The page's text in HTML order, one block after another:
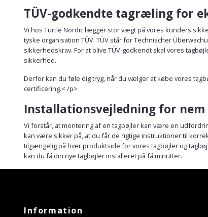
TÜV-godkendte tagræling for
Vi hos Turtle Nordic lægger stor vægt på vores kunders
tyske organisation TÜV. TÜV står for Technischer
sikkerhedskrav. For at blive TÜV-godkendt skal vores
sikkerhed.
Derfor kan du føle dig tryg, når du vælger at købe vores
certificering.< /p>
Installationsvejledning for
Vi forstår, at montering af en tagbøjler kan være en
kan være sikker på, at du får de rigtige instruktioner til
tilgængelig på hver produktside for vores tagbøjler og
kan du få din nye tagbøjler installeret på få minutter.
Information